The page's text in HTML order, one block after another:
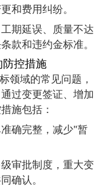
和费用纠纷。
期延误、质量不达
款和违约金标准。
防控措施
领域的常见问题，
过变更签证、增加
施包括：
确完整，减少"暂
审批制度，重大变
确认。